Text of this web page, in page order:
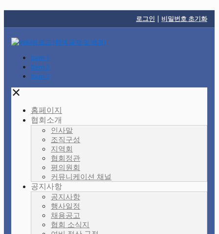
로그인 | 비밀번호 초기화
Item 1
Item 2
Item 3
✕
홈페이지
협회소개
인사말
조직구성
지역회
협회정관
평의원회
커뮤니케이션 채널
공지사항
공지사항
행사일정
채용공고
협회 소식지